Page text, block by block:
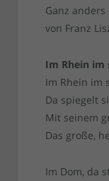
Ganz anders
von Franz
Im Rhein im
Im Rhein im
Da spiegelt
Mit seinem
Das große,
Im Dom, da